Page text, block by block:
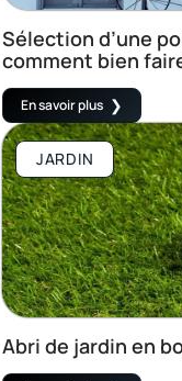
Sélection d’une
comment bien
En savoir plus
JARDIN
Abri de jardin en